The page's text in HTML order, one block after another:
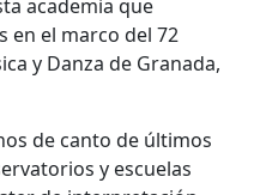
academia que
en el marco del 72
y Danza de Granada,
de canto de últimos
y escuelas